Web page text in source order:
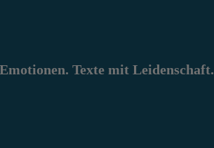
Texte mit Leidenschaft.